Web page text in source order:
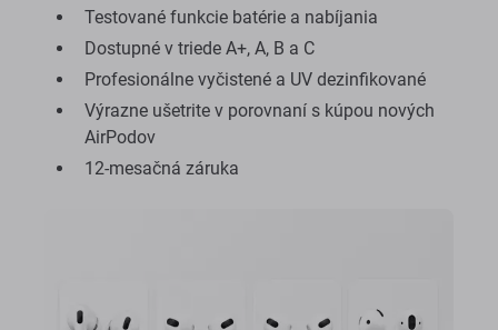
Testované funkcie batérie a nabíjania
Dostupné v triede A+, A, B a C
Profesionálne vyčistené a UV dezinfikované
Výrazne ušetrite v porovnaní s kúpou nových
AirPodov
12-mesačná záruka